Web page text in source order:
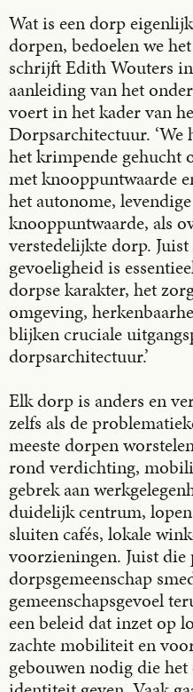
Wat is een dorp
dorpen, bedoelen we
schrijft Edith Wouters
aanleiding van het
voert in het kader van
Dorpsarchitectuur. ‘We
het krimpende gehucht
met knooppuntwaarde
het autonome,
knooppuntwaarde, als
verstedelijkte dorp.
gevoeligheid is
dorpse karakter, het
omgeving,
blijken cruciale
dorpsarchitectuur.’
Elk dorp is anders en
zelfs als de
meeste dorpen
rond verdichting,
gebrek aan
duidelijk centrum,
sluiten cafés, lokale
voorzieningen. Juist die
dorpsgemeenschap
gemeenschapsgevoel
een beleid dat inzet op
zachte mobiliteit en
gebouwen nodig die